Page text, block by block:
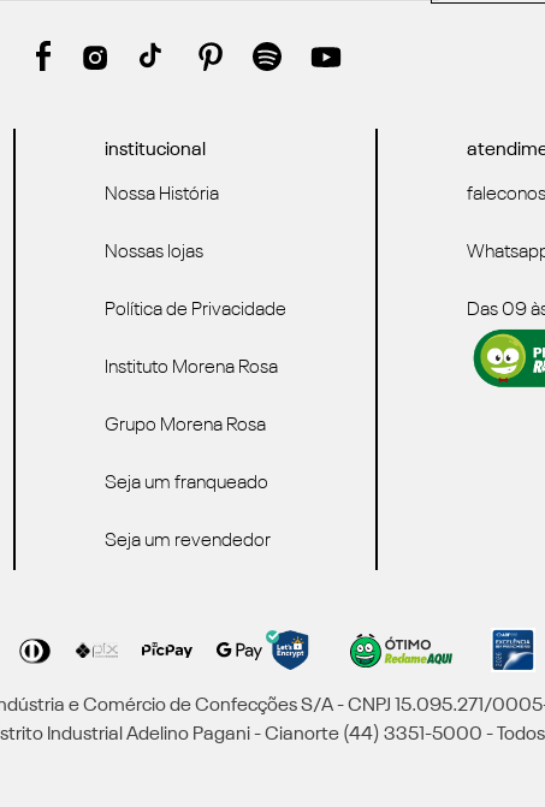
institucional
Nossa História
Nossas lojas
Política de Privacidade
Instituto Morena Rosa
Grupo Morena Rosa
Seja um franqueado
Seja um revendedor
Das 09
e Comércio de Confecções S/A - CNPJ 15.095.271/
Industrial Adelino Pagani - Cianorte (44) 3351-5000 -